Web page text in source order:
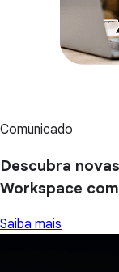
Comunicado
Descubra
Workspace
Saiba mais